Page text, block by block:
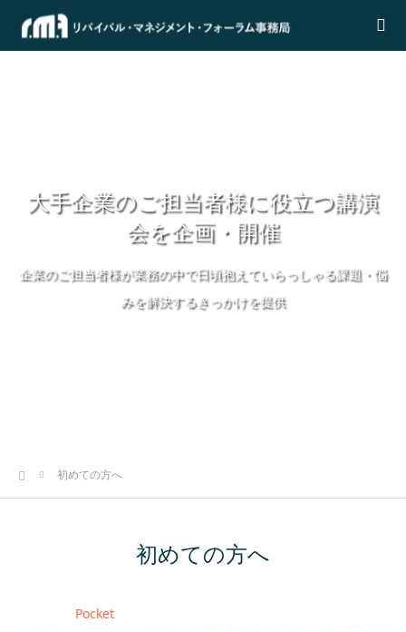
大手企業のご担当者様に役立つ講演
会を企画・開催
企業のご担当者様が業務の中で日頃抱えていらっしゃる課題・悩
みを解決するきっかけを提供
ホーム初めての方へ
初めての方へ
Pocket